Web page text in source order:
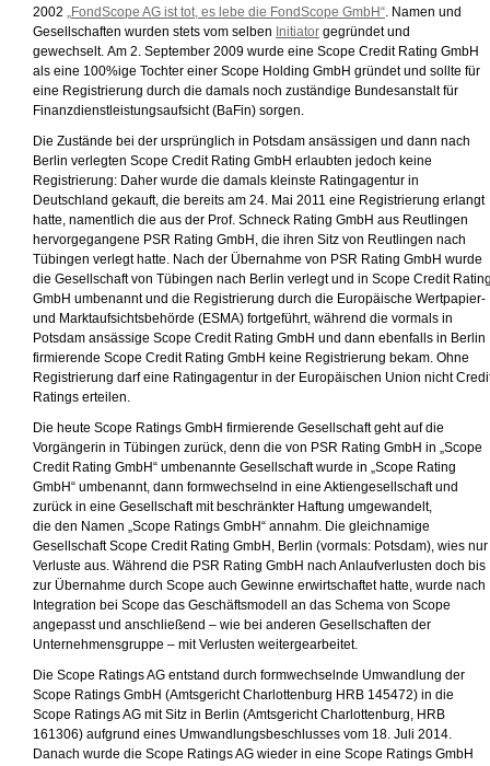
2002
„FondScope AG ist tot, es lebe die FondScope GmbH“ . Namen und
Gesellschaften wurden stets vom selben Initiator gegründet und
gewechselt. Am 2. September 2009 wurde eine Scope Credit Rating GmbH
als eine 100%ige Tochter einer Scope Holding GmbH gründet und sollte für
eine Registrierung durch die damals noch zuständige Bundesanstalt für
Finanzdienstleistungsaufsicht (BaFin) sorgen.
Die Zustände bei der ursprünglich in Potsdam ansässigen und dann nach
Berlin verlegten Scope Credit Rating GmbH erlaubten jedoch keine
Registrierung: Daher wurde die damals kleinste Ratingagentur in
Deutschland gekauft, die bereits am 24. Mai 2011 eine Registrierung erlangt
hatte, namentlich die aus der Prof. Schneck Rating GmbH aus Reutlingen
hervorgegangene PSR Rating GmbH, die ihren Sitz von Reutlingen nach
Tübingen verlegt hatte. Nach der Übernahme von PSR Rating GmbH wurde
die Gesellschaft von Tübingen nach Berlin verlegt und in Scope Credit
GmbH umbenannt und die Registrierung durch die Europäische Wertpapier-
und Marktaufsichtsbehörde (ESMA) fortgeführt, während die vormals in
Potsdam ansässige Scope Credit Rating GmbH und dann ebenfalls in Berlin
firmierende Scope Credit Rating GmbH keine Registrierung bekam. Ohne
Registrierung darf eine Ratingagentur in der Europäischen Union nicht
Ratings erteilen.
Die heute Scope Ratings GmbH firmierende Gesellschaft geht auf die
Vorgängerin in Tübingen zurück, denn die von PSR Rating GmbH in „Scope
Credit Rating GmbH“ umbenannte Gesellschaft wurde in „Scope Rating
GmbH“ umbenannt, dann formwechselnd in eine Aktiengesellschaft und
zurück in eine Gesellschaft mit beschränkter Haftung umgewandelt,
die den Namen „Scope Ratings GmbH“ annahm. Die gleichnamige
Gesellschaft Scope Credit Rating GmbH, Berlin (vormals: Potsdam), wies nur
Verluste aus. Während die PSR Rating GmbH nach Anlaufverlusten doch bis
zur Übernahme durch Scope auch Gewinne erwirtschaftet hatte, wurde nach
Integration bei Scope das Geschäftsmodell an das Schema von Scope
angepasst und anschließend – wie bei anderen Gesellschaften der
Unternehmensgruppe – mit Verlusten weitergearbeitet.
Die Scope Ratings AG entstand durch formwechselnde Umwandlung der
Scope Ratings GmbH (Amtsgericht Charlottenburg HRB 145472) in die
Scope Ratings AG mit Sitz in Berlin (Amtsgericht Charlottenburg, HRB
161306) aufgrund eines Umwandlungsbeschlusses vom 18. Juli 2014.
Danach wurde die Scope Ratings AG wieder in eine Scope Ratings GmbH